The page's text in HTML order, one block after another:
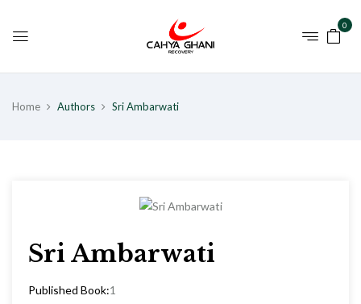
0
Home Authors Sri Ambarwati
Sri Ambarwati
Published Book:1